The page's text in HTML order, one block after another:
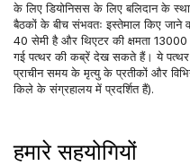
के लिए डियोनिसस के लिए बलिदान के
बैठकों के बीच संभवतः इस्तेमाल किए जाने
40 सेमी है और थिएटर की क्षमता 13000
गई पत्थर की कब्रें देख सकते हैं। ये
प्राचीन समय के मृत्यु के प्रतीकों और
किले के संग्रहालय में प्रदर्शित हैं).
हमारे सहयोगियों